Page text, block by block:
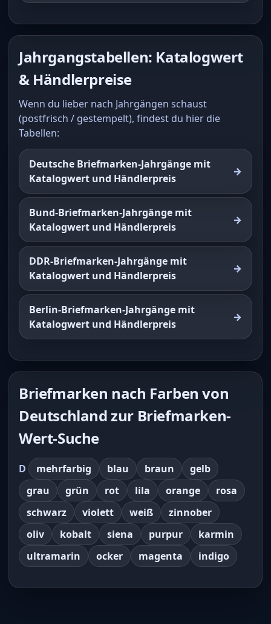
Jahrgangstabellen: Katalogwert
& Händlerpreise
Wenn du lieber nach Jahrgängen schaust
(postfrisch / gestempelt), findest du hier die
Tabellen:
Deutsche Briefmarken-Jahrgänge mit
Katalogwert und Händlerpreis
Bund-Briefmarken-Jahrgänge mit
Katalogwert und Händlerpreis
DDR-Briefmarken-Jahrgänge mit
Katalogwert und Händlerpreis
Berlin-Briefmarken-Jahrgänge mit
Katalogwert und Händlerpreis
Briefmarken nach Farben von
Deutschland zur Briefmarken-
Wert-Suche
D mehrfarbig blau braun
gelb
grau
grün rot lila orange
rosa
schwarz
violett weiß
zinnober
oliv
kobalt siena purpur
karmin
ultramarin
ocker magenta indigo